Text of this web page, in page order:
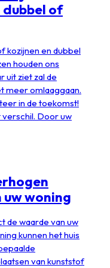
of
kozijnen en dubbel
houden ons
uit ziet zal de
meer omlaaggaan.
in de toekomst!
verschil. Door uw
woning
de waarde van uw
kunnen het huis
van kunststof